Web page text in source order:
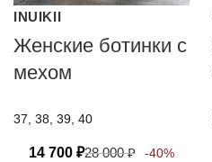
INUIKII
Женские ботинки с
мехом
37, 38, 39, 40
14 700 ₽28 000₽ -40%